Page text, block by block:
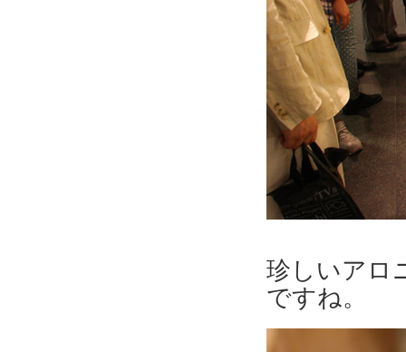
珍しいアロ
ですね。